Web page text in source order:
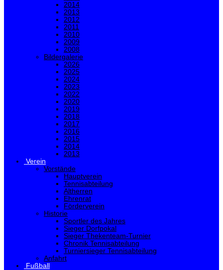
2014
2013
2012
2011
2010
2009
2008
Bildergalerie
2026
2025
2024
2023
2022
2020
2019
2018
2017
2016
2015
2014
2013
Verein
Vorstände
Hauptverein
Tennisabteilung
Altherren
Ehrenrat
Förderverein
Historie
Sportler des Jahres
Sieger Dorfpokal
Sieger Thekenteam-Turnier
Chronik Tennisabteilung
Turniersieger Tennisabteilung
Anfahrt
Fußball